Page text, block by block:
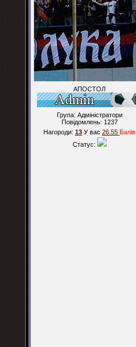
АПОСТОЛ
Група: Адміністратори
Повідомлень: 1237
Нагороди: 13 У вас 26.55 Балiв
Статус: